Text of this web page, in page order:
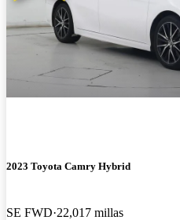
2023 Toyota Camry Hybrid
SE FWD 22,017 millas